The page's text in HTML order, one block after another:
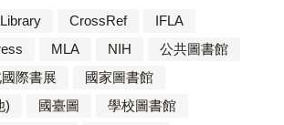
CrossRef
IFLA
MLA NIH
公共圖書館
際書展
國家圖書館
)
國臺圖
學校圖書館